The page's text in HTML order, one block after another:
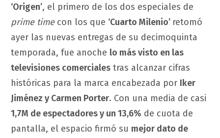
‘Origen’, el primero de los dos especiales de
prime timecon los que ‘Cuarto Milenio’ retomó
ayer las nuevas entregas de su decimoquinta
temporada, fue anoche lo más visto en las
televisiones comerciales tras alcanzar cifras
históricas para la marca encabezada por Iker
Jiménez y Carmen Porter. Con una media de casi
1,7M de espectadores y un 13,6% de cuota de
pantalla, el espacio firmó su mejor dato de